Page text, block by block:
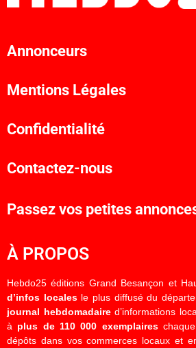
Annonceurs
Mentions Légales
Confidentialité
Contactez-nous
Passez vos petites
À PROPOS
Hebdo25 éditions Grand Besançon et
d’infos localesle plus diffusé du
journal hebdomadaired’informations
à plus de 110 000 exemplaires
dépôts dans vos commerces locaux et